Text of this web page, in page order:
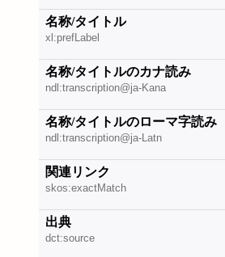
名称/タイトル
xl:prefLabel
名称/タイトルのカナ読み
ndl:transcription@ja-Kana
名称/タイトルのローマ字読み
ndl:transcription@ja-Latn
関連リンク
skos:exactMatch
出典
dct:source